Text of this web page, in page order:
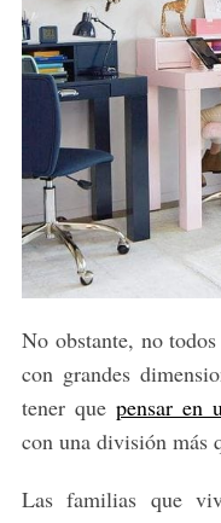
No obstante, no
con grandes
tener que pensar en
con una división más
Las familias que